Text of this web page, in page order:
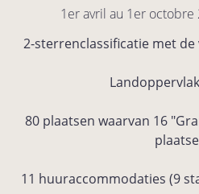
1er avril au 1er octobre
2-sterrenclassificatie met
80 plaatsen waarvan 16
11 huuraccommodaties (9